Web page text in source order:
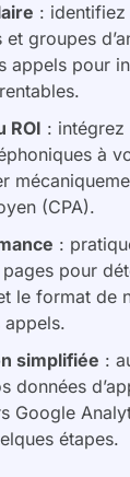
: identifiez
groupes
appels pour
ROI : intégrez
à
(CPA).
:
pour
le format de
appels.
simplifiée :
données
Google
étapes.